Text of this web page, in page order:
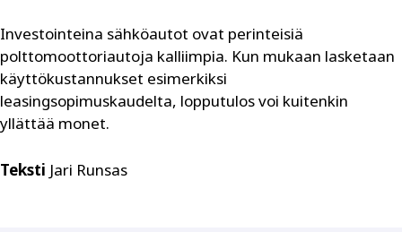
Investointeina sähköautot ovat perinteisiä
polttomoottoriautoja kalliimpia. Kun mukaan lasketaan
käyttökustannukset esimerkiksi
leasingsopimuskaudelta, lopputulos voi kuitenkin
yllättää monet.
​​​​​​​Teksti Jari Runsas